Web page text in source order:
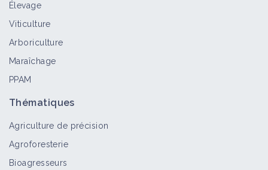
Élevage
Viticulture
Arboriculture
Maraîchage
PPAM
Thématiques
Agriculture de précision
Agroforesterie
Bioagresseurs